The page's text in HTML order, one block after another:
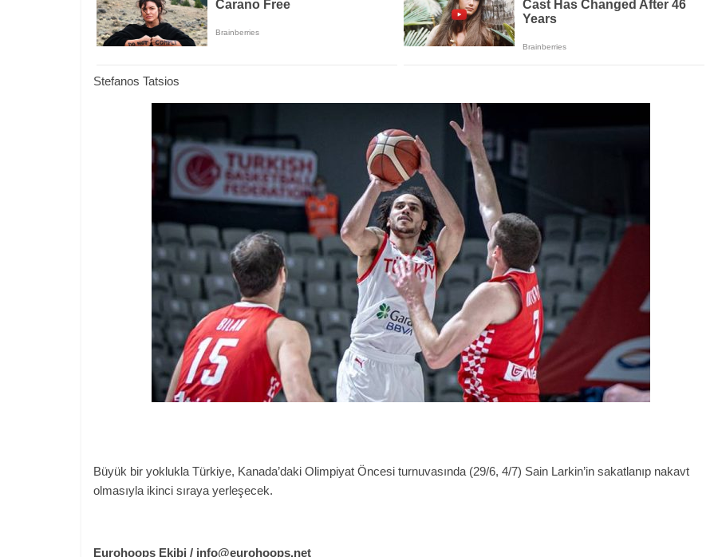
Stefanos Tatsios
Büyük bir yoklukla Türkiye, Kanada’daki Olimpiyat Öncesi turnuvasında (29/6, 4/7) Sain Larkin’in sakatlanıp nakavt
olmasıyla ikinci sıraya yerleşecek.
Eurohoops Ekibi / info@eurohoops.net